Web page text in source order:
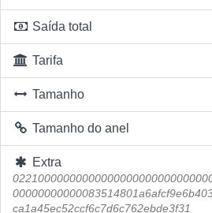
Saída total
Tarifa
Tamanho
Tamanho do anel
Extra
ca1a45ec52ccf6c7d6c762ebde3f31